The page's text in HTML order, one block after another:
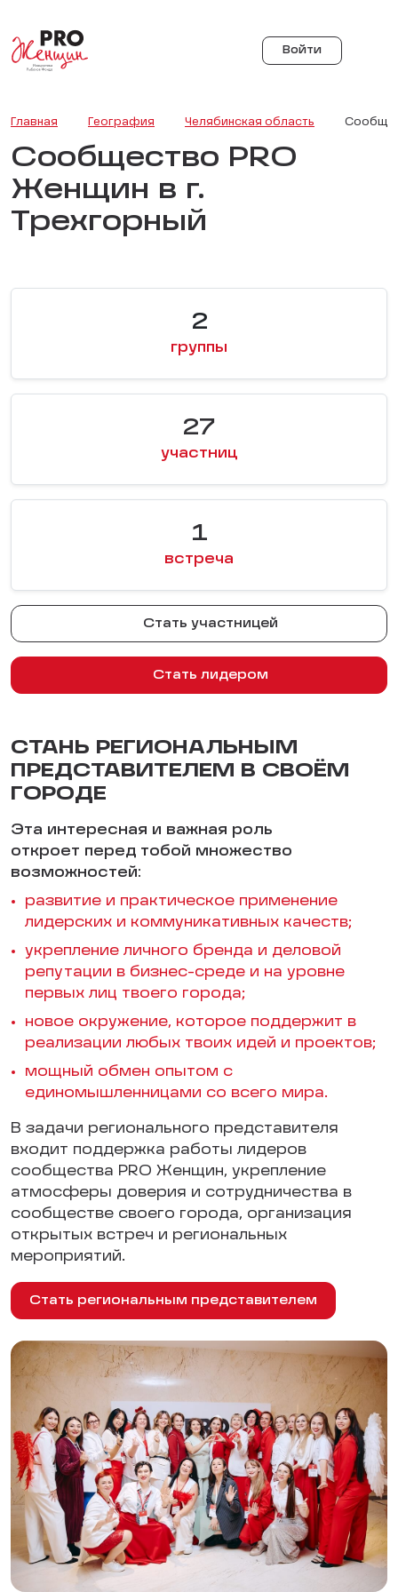
Войти
Главная География Челябинская область
Сообщество PRO
Женщин в г.
Трехгорный
2
группы
27
участниц
1
встреча
Стать участницей
Стать лидером
СТАНЬ РЕГИОНАЛЬНЫМ
ПРЕДСТАВИТЕЛЕМ В СВОЁМ
ГОРОДЕ
Эта интересная и важная роль
откроет перед тобой множество
возможностей:
развитие и практическое применение
лидерских и коммуникативных качеств;
укрепление личного бренда и деловой
репутации в бизнес-среде и на уровне
первых лиц твоего города;
новое окружение, которое поддержит в
реализации любых твоих идей и проектов;
мощный обмен опытом с
единомышленницами со всего мира.
В задачи регионального представителя
входит поддержка работы лидеров
сообщества PRO Женщин, укрепление
атмосферы доверия и сотрудничества в
сообществе своего города, организация
открытых встреч и региональных
мероприятий.
Стать региональным представителем